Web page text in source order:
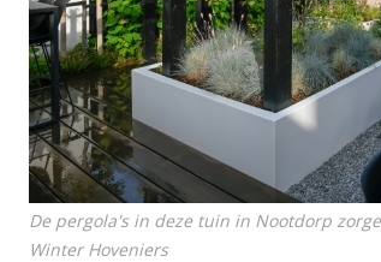
De pergola's in deze tuin in Nootdorp
Winter Hoveniers